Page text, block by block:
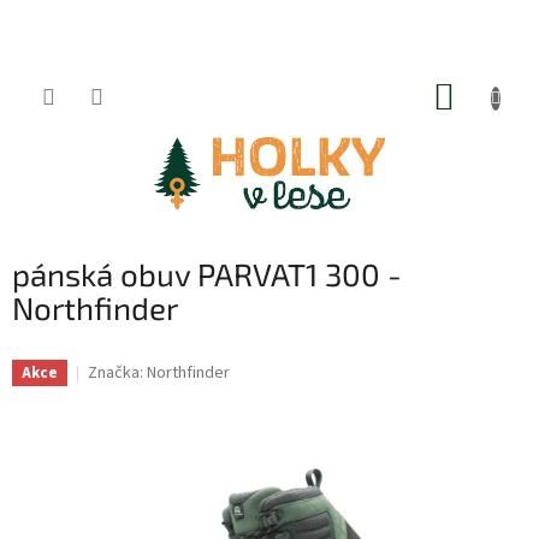
pánská obuv PARVAT1 300 -
Northfinder
Akce Značka: Northfinder